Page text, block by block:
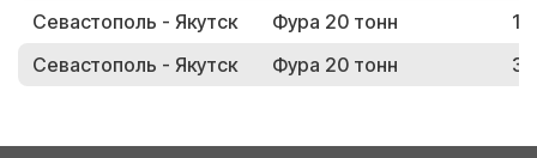
Севастополь - Якутск
Фура 20 тонн
Севастополь - Якутск
Фура 20 тонн